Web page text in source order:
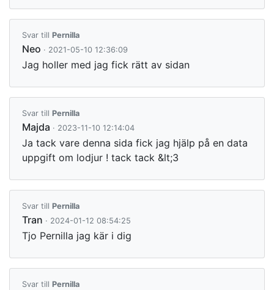
Svar till Pernilla
Neo · 2021-05-10 12:36:09
Jag holler med jag fick rätt av sidan
Svar till Pernilla
Majda · 2023-11-10 12:14:04
Ja tack vare denna sida fick jag hjälp på en data
uppgift om lodjur ! tack tack &lt;3
Svar till Pernilla
Tran · 2024-01-12 08:54:25
Tjo Pernilla jag kär i dig
Svar till Pernilla